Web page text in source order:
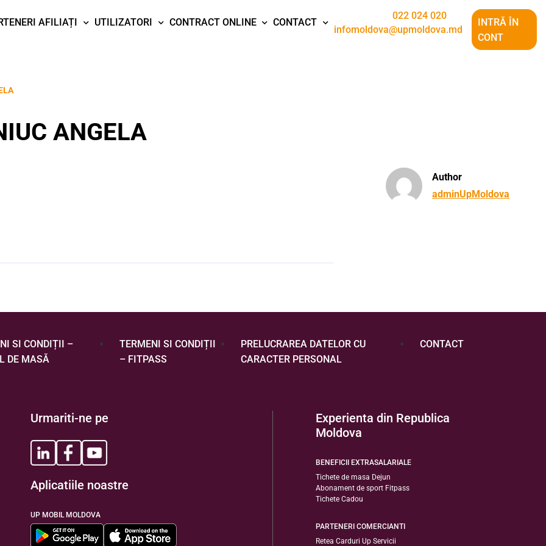
AFILIAȚI UTILIZATORI CONTRACT ONLINE CONTACT
022 024 020
infomoldova@upmoldova.md
INTRĂ ÎN
CONT
ANGELA
Author
adminUpMoldova
SI CONDIȚII –
DE MASĂ
TERMENI SI CONDIȚII
– FITPASS
PRELUCRAREA DATELOR CU
CARACTER PERSONAL
CONTACT
Urmariti-ne pe
Aplicatiile noastre
UP MOBIL MOLDOVA
Experienta din Republica
Moldova
BENEFICII EXTRASALARIALE
Tichete de masa Dejun
Abonament de sport Fitpass
Tichete Cadou
PARTENERI COMERCIANTI
Retea Carduri Up Servicii